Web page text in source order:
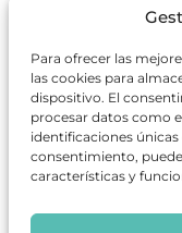
Para ofrecer las
las cookies para
dispositivo. El
procesar datos como
identificaciones
consentimiento,
características y
Revista GODOTes
en información